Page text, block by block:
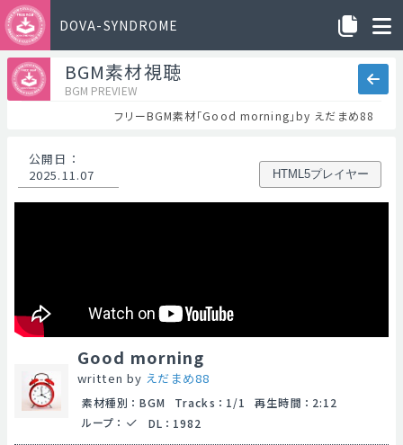
DOVA-SYNDROME
BGM素材視聴
BGM PREVIEW
フリーBGM素材「Good morning」by えだまめ88
公開日 ：
2025.11.07
HTML5プレイヤー
Good morning
written by えだまめ88
素材種別 ： BGM Tracks ： 1/1 再生時間 ： 2:12
ループ ： DL ： 1982